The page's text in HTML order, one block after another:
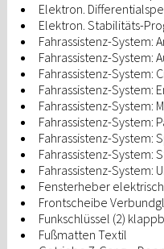
Elektron.
Elektron. Stabilitäts-
Fahrassistenz-System:
Fahrassistenz-System:
Fahrassistenz-System:
Fahrassistenz-System:
Fahrassistenz-System:
Fahrassistenz-System:
Fahrassistenz-System:
Fahrassistenz-System:
Fahrassistenz-System:
Fensterheber elektrisch
Frontscheibe
Funkschlüssel (2)
Fußmatten Textil